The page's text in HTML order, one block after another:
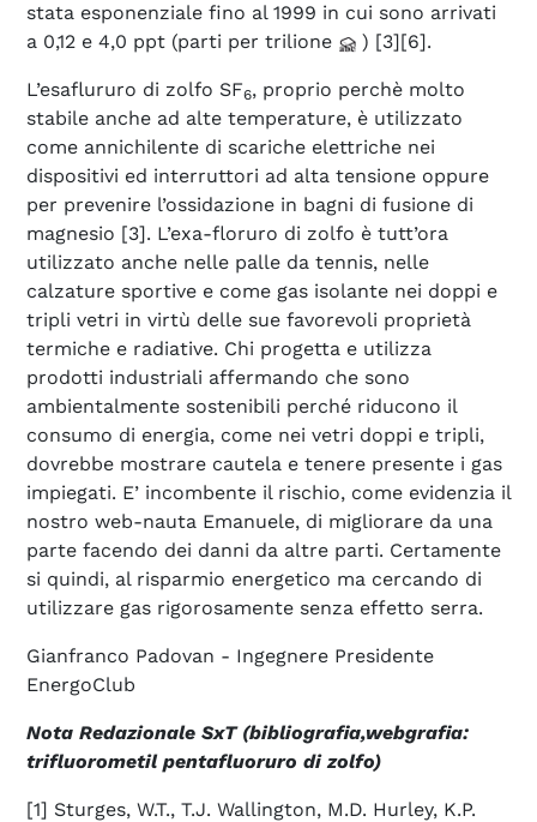
stata esponenziale fino al 1999 in cui sono arrivati
a 0,12 e 4,0 ppt (parti per trilione
) [3][6].
L’esaflururo di zolfo SF6, proprio perchè molto
stabile anche ad alte temperature, è utilizzato
come annichilente di scariche elettriche nei
dispositivi ed interruttori ad alta tensione oppure
per prevenire l’ossidazione in bagni di fusione di
magnesio [3]. L’exa-floruro di zolfo è tutt’ora
utilizzato anche nelle palle da tennis, nelle
calzature sportive e come gas isolante nei doppi e
tripli vetri in virtù delle sue favorevoli proprietà
termiche e radiative. Chi progetta e utilizza
prodotti industriali affermando che sono
ambientalmente sostenibili perché riducono il
consumo di energia, come nei vetri doppi e tripli,
dovrebbe mostrare cautela e tenere presente i gas
impiegati. E’ incombente il rischio, come evidenzia il
nostro web-nauta Emanuele, di migliorare da una
parte facendo dei danni da altre parti. Certamente
si quindi, al risparmio energetico ma cercando di
utilizzare gas rigorosamente senza effetto serra.
Gianfranco Padovan - Ingegnere Presidente
EnergoClub
Nota Redazionale SxT (bibliografia,webgrafia:
trifluorometil pentafluoruro di zolfo)
[1] Sturges, W.T., T.J. Wallington, M.D. Hurley, K.P.